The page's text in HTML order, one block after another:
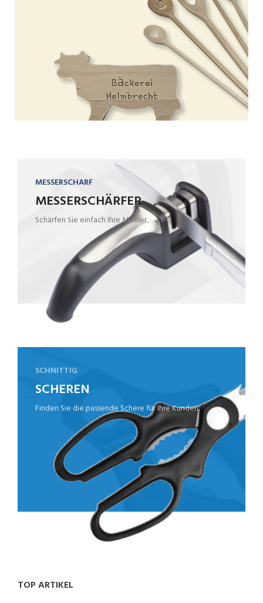
MESSERSCHARF
MESSERSCHÄRFER
Schärfen Sie einfach Ihre Messer.
SCHNITTIG
SCHEREN
Finden Sie die passende Schere für Ihre Kunden.
TOP ARTIKEL